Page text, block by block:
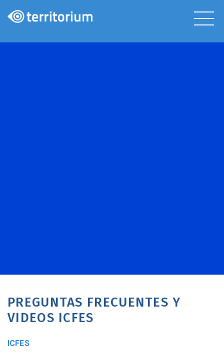
PREGUNTAS FRECUENTES Y
VIDEOS ICFES
ICFES